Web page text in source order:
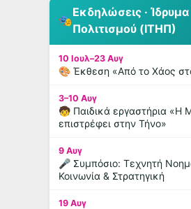
🎭
Εκδηλώσεις ·
Πολιτισμού (ΙΤΗΠ)
10 Ιουλ–23 Αυγ
🎨 Έκθεση «Από το Χάος
3–10 Αυγ
🧒 Παιδικά εργαστήρια «Η
επιστρέφει στην Τήνο»
9 Αυγ
🎤 Συμπόσιο: Τεχνητή
Κοινωνία & Στρατηγική
19 Αυγ